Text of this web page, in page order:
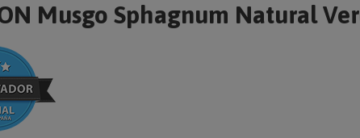
Musgo Sphagnum Natural